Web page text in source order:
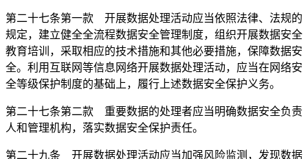
第二十七条第一款 开展数据处理活动应当依照法律、法规的
规定，建立健全全流程数据安全管理制度，组织开展数据安全
教育培训，采取相应的技术措施和其他必要措施，保障数据安
全。利用互联网等信息网络开展数据处理活动，应当在网络安
全等级保护制度的基础上，履行上述数据安全保护义务。
第二十七条第二款 重要数据的处理者应当明确数据安全负责
人和管理机构，落实数据安全保护责任。
第二十九条 开展数据处理活动应当加强风险监测，发现数据